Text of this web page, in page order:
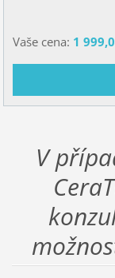
Vaše cena: 1
V